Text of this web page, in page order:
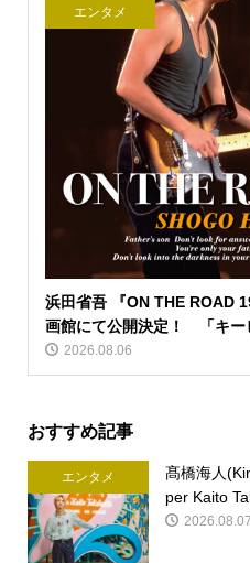
エンタメ
浜田省吾 『ON THE ROAD
画館にて公開決定！ 「キー
2026.08.06
おすすめ記事
エンタメ
髙橋海人
per Kaito
2026.08.07